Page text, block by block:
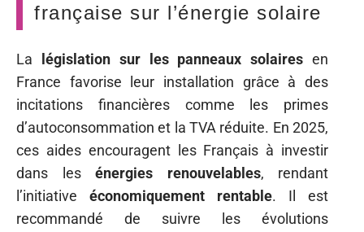
française sur l’énergie solaire
La législation sur les panneaux solaires en
France favorise leur installation grâce à des
incitations financières comme les primes
d’autoconsommation et la TVA réduite. En 2025,
ces aides encouragent les Français à investir
dans les énergies renouvelables, rendant
l’initiative économiquement rentable. Il est
recommandé de suivre les évolutions